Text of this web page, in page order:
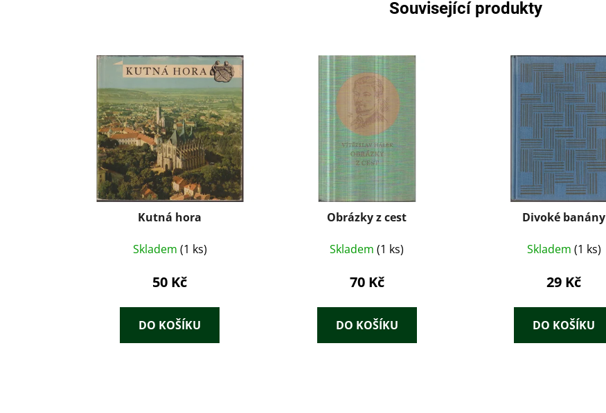
Související produkty
Kutná hora
Skladem (1 ks)
50 Kč
DO KOŠÍKU
Obrázky z cest
Skladem(1 ks)
70 Kč
DO KOŠÍKU
Divoké banány
Skladem (1 ks)
29 Kč
DO KOŠÍKU